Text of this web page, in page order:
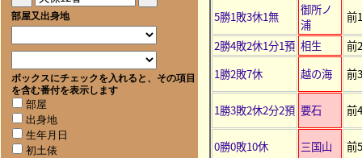
部屋又出身地
ボックスにチェックを入れると、その項目
を含む番付を表示します
部屋
出身地
生年月日
初土俵
5勝1敗3休1無
御所ノ
浦
前
2勝4敗2休1分1預 相生
前
1勝2敗7休
越の海 前
1勝3敗2休2分2預 要石 前
0勝0敗10休 三国山
前